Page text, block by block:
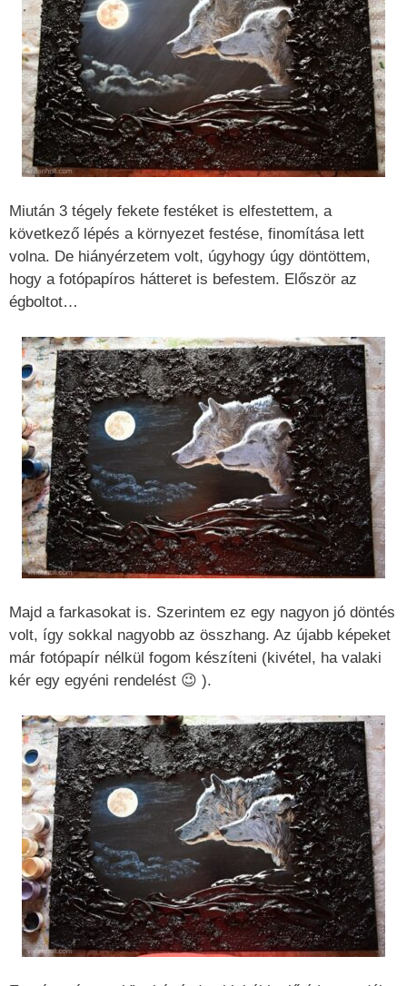
Miután 3 tégely fekete festéket is elfestettem, a
következő lépés a környezet festése, finomítása lett
volna. De hiányérzetem volt, úgyhogy úgy döntöttem,
hogy a fotópapíros hátteret is befestem. Először az
égboltot…
Majd a farkasokat is. Szerintem ez egy nagyon jó döntés
volt, így sokkal nagyobb az összhang. Az újabb képeket
már fotópapír nélkül fogom készíteni (kivétel, ha valaki
kér egy egyéni rendelést 😉 ).